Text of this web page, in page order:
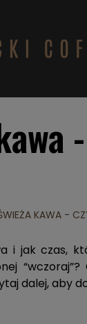
KAWA -
i jak czas,
dalej, aby